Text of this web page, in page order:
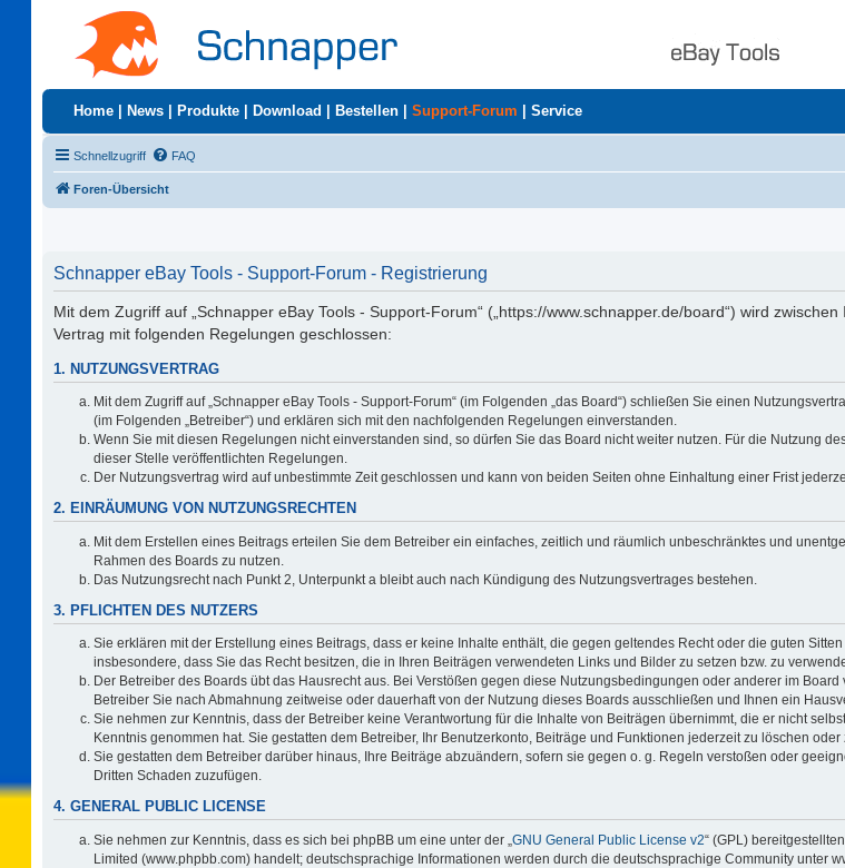
Home News Produkte Download Bestellen Support-Forum Service
Schnellzugriff FAQ
Foren-Übersicht
Schnapper eBay Tools - Support-Forum - Registrierung
Mit dem Zugriff auf „Schnapper eBay Tools - Support-Forum“ („https://www.schnapper.de/board“) wird
Vertrag mit folgenden Regelungen geschlossen:
1. NUTZUNGSVERTRAG
Mit dem Zugriff auf „Schnapper eBay Tools - Support-Forum“ (im Folgenden „das Board“) schließen Sie einen
(im Folgenden „Betreiber“) und erklären sich mit den nachfolgenden Regelungen einverstanden.
Wenn Sie mit diesen Regelungen nicht einverstanden sind, so dürfen Sie das Board nicht weiter nutzen. Für die Nutzung
dieser Stelle veröffentlichten Regelungen.
Der Nutzungsvertrag wird auf unbestimmte Zeit geschlossen und kann von beiden Seiten ohne Einhaltung einer Frist
2. EINRÄUMUNG VON NUTZUNGSRECHTEN
Mit dem Erstellen eines Beitrags erteilen Sie dem Betreiber ein einfaches, zeitlich und räumlich unbeschränktes und
Rahmen des Boards zu nutzen.
Das Nutzungsrecht nach Punkt 2, Unterpunkt a bleibt auch nach Kündigung des Nutzungsvertrages bestehen.
3. PFLICHTEN DES NUTZERS
Sie erklären mit der Erstellung eines Beitrags, dass er keine Inhalte enthält, die gegen geltendes Recht oder die guten
insbesondere, dass Sie das Recht besitzen, die in Ihren Beiträgen verwendeten Links und Bilder zu setzen bzw. zu
Der Betreiber des Boards übt das Hausrecht aus. Bei Verstößen gegen diese Nutzungsbedingungen oder anderer im
Betreiber Sie nach Abmahnung zeitweise oder dauerhaft von der Nutzung dieses Boards ausschließen und Ihnen ein
Sie nehmen zur Kenntnis, dass der Betreiber keine Verantwortung für die Inhalte von Beiträgen übernimmt, die er nicht
Kenntnis genommen hat. Sie gestatten dem Betreiber, Ihr Benutzerkonto, Beiträge und Funktionen jederzeit zu löschen oder
Sie gestatten dem Betreiber darüber hinaus, Ihre Beiträge abzuändern, sofern sie gegen o. g. Regeln verstoßen oder
Dritten Schaden zuzufügen.
4. GENERAL PUBLIC LICENSE
Sie nehmen zur Kenntnis, dass es sich bei phpBB um eine unter der „ GNU General Public License v2“ (GPL)
Limited (www.phpbb.com) handelt; deutschsprachige Informationen werden durch die deutschsprachige Community unter